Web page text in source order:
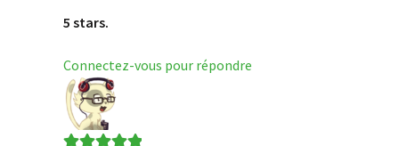
5 stars.
Connectez-vous pour répondre